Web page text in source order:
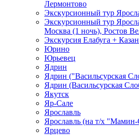
Лермонтово
Экскурсионный тур
Экскурсионный тур
Москва (1 ночь), Ростов
Экскурсия Елабуга +
Юрино
Юрьевец
Ядрин
Ядрин ("Васильсурская
Ядрин (Васильсурская
Якутск
Яр-Сале
Ярославль
Ярославль (на т/х
Ярцево